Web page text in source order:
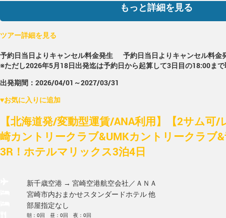
もっと詳細を見る
ツアー詳細を見る
予約日当日よりキャンセル料金発生
予約日当日よりキャンセル料金
※ただし2026年5月18日出発迄は予約日から起算して3日目の18:00ま
出発期間：2026/04/01～2027/03/31
♥お気に入りに追加
【北海道発/変動型運賃/ANA利用】【2サム可
崎カントリークラブ&UMKカントリークラブ
3R！ホテルマリックス3泊4日
新千歳空港 → 宮崎空港航空会社／ＡＮＡ
宮崎市内おまかせスタンダードホテル 他
部屋指定なし
朝：0回 昼：0回 夜：0回